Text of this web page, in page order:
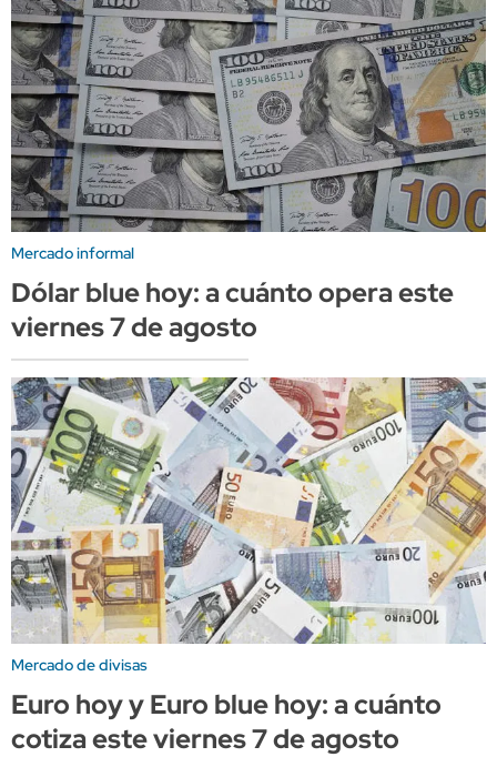
Mercado informal
Dólar blue hoy: a cuánto opera este
viernes 7 de agosto
Mercado de divisas
Euro hoy y Euro blue hoy: a cuánto
cotiza este viernes 7 de agosto